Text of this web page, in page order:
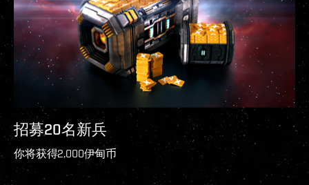
招募20名新兵
你将获得2,000伊甸币